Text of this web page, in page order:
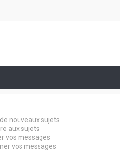
nouveaux sujets
aux sujets
vos messages
vos messages